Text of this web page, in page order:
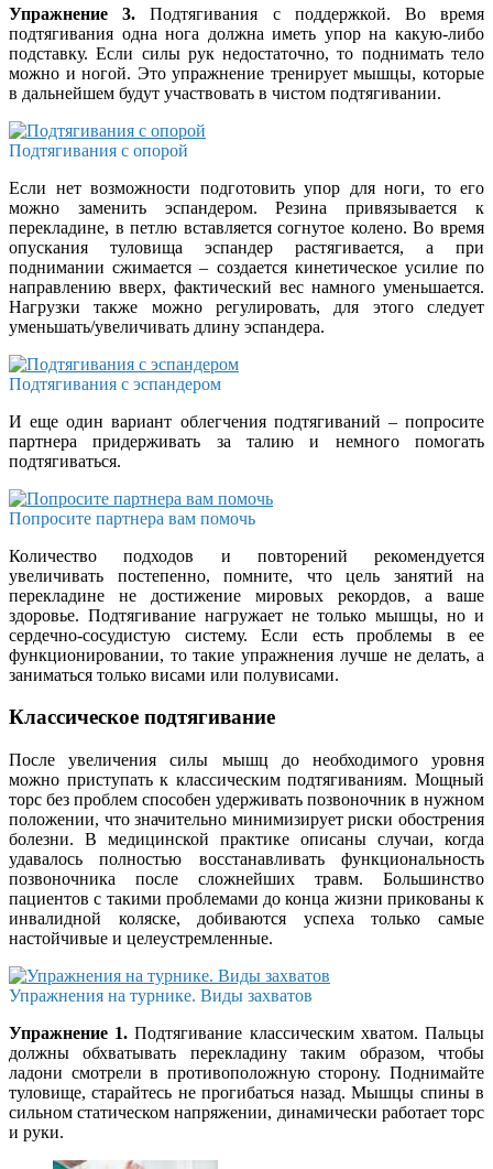
Упражнение 3. Подтягивания с поддержкой. Во время
подтягивания одна нога должна иметь упор на какую-либо
подставку. Если силы рук недостаточно, то поднимать тело
можно и ногой. Это упражнение тренирует мышцы, которые
в дальнейшем будут участвовать в чистом подтягивании.
Подтягивания с опорой
Если нет возможности подготовить упор для ноги, то его
можно заменить эспандером. Резина привязывается к
перекладине, в петлю вставляется согнутое колено. Во время
опускания туловища эспандер растягивается, а при
поднимании сжимается – создается кинетическое усилие по
направлению вверх, фактический вес намного уменьшается.
Нагрузки также можно регулировать, для этого следует
уменьшать/увеличивать длину эспандера.
Подтягивания с эспандером
И еще один вариант облегчения подтягиваний – попросите
партнера придерживать за талию и немного помогать
подтягиваться.
Попросите партнера вам помочь
Количество подходов и повторений рекомендуется
увеличивать постепенно, помните, что цель занятий на
перекладине не достижение мировых рекордов, а ваше
здоровье. Подтягивание нагружает не только мышцы, но и
сердечно-сосудистую систему. Если есть проблемы в ее
функционировании, то такие упражнения лучше не делать, а
заниматься только висами или полувисами.
Классическое подтягивание
После увеличения силы мышц до необходимого уровня
можно приступать к классическим подтягиваниям. Мощный
торс без проблем способен удерживать позвоночник в нужном
положении, что значительно минимизирует риски обострения
болезни. В медицинской практике описаны случаи, когда
удавалось полностью восстанавливать функциональность
позвоночника после сложнейших травм. Большинство
пациентов с такими проблемами до конца жизни прикованы к
инвалидной коляске, добиваются успеха только самые
настойчивые и целеустремленные.
Упражнения на турнике. Виды захватов
Упражнение 1. Подтягивание классическим хватом. Пальцы
должны обхватывать перекладину таким образом, чтобы
ладони смотрели в противоположную сторону. Поднимайте
туловище, старайтесь не прогибаться назад. Мышцы спины в
сильном статическом напряжении, динамически работает торс
и руки.